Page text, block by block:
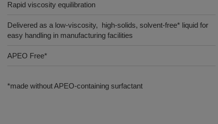
Rapid viscosity equilibration
Delivered as a low-viscosity, high-solids, solvent-free* liquid for
easy handling in manufacturing facilities
APEO Free*
*made without APEO-containing surfactant